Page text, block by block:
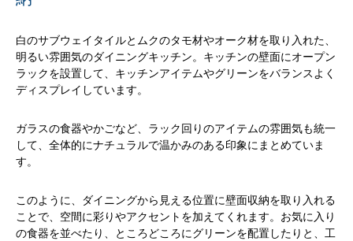
白のサブウェイタイルとムクのタモ材やオーク材を取り入れた、
明るい雰囲気のダイニングキッチン。キッチンの壁面にオープン
ラックを設置して、キッチンアイテムやグリーンをバランスよく
ディスプレイしています。
ガラスの食器やかごなど、ラック回りのアイテムの雰囲気も統一
して、全体的にナチュラルで温かみのある印象にまとめていま
す。
このように、ダイニングから見える位置に壁面収納を取り入れる
ことで、空間に彩りやアクセントを加えてくれます。お気に入り
の食器を並べたり、ところどころにグリーンを配置したりと、工